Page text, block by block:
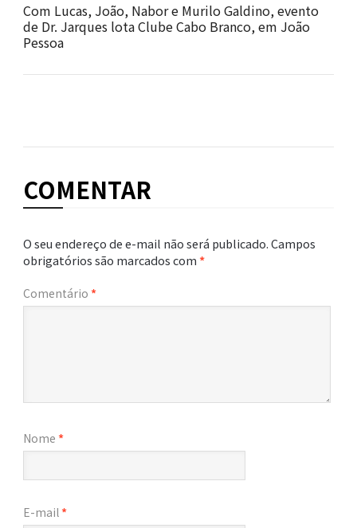
Com Lucas, João, Nabor e Murilo Galdino, evento
de Dr. Jarques lota Clube Cabo Branco, em João
Pessoa
COMENTAR
O seu endereço de e-mail não será publicado.Campos
obrigatórios são marcados com*
Comentário *
Nome *
E-mail*